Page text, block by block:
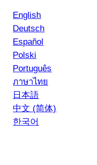
English
Deutsch
Español
Polski
Português
ภาษาไทย
日本語
中文 (简体)
한국어